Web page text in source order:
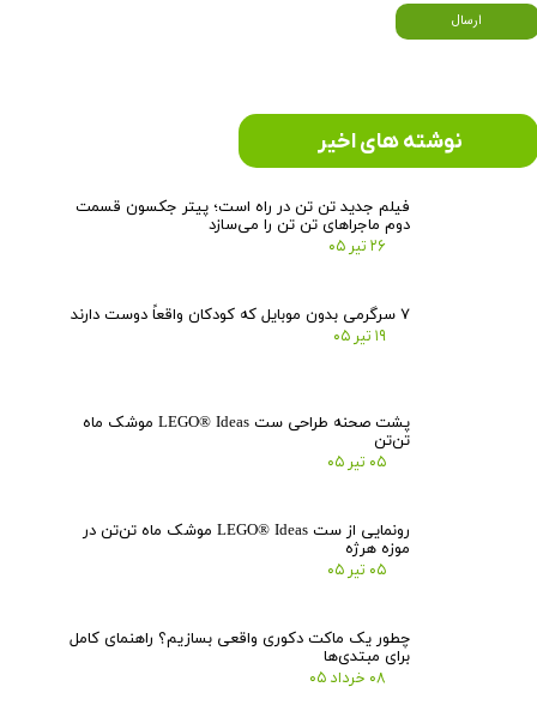
ارسال
فیلم جدید تن تن در راه است؛ پیتر جکسون قسمت
دوم ماجراهای تن تن را می‌سازد
۲۶ تیر ۰۵
۷ سرگرمی بدون موبایل که کودکان واقعاً دوست دارند
۱۹ تیر ۰۵
پشت صحنه طراحی ست LEGO® Ideas موشک ماه
تن‌تن
۰۵ تیر ۰۵
رونمایی از ست LEGO® Ideas موشک ماه تن‌تن در
موزه هرژه
۰۵ تیر ۰۵
چطور یک ماکت دکوری واقعی بسازیم؟ راهنمای کامل
برای مبتدی‌ها
۰۸ خرداد ۰۵
نوشته های اخیر